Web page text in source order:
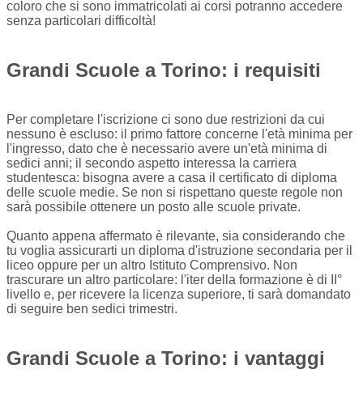
coloro che si sono immatricolati ai corsi potranno accedere
senza particolari difficoltà!
Grandi Scuole a Torino: i requisiti
Per completare l'iscrizione ci sono due restrizioni da cui
nessuno è escluso: il primo fattore concerne l'età minima per
l'ingresso, dato che è necessario avere un'età minima di
sedici anni; il secondo aspetto interessa la carriera
studentesca: bisogna avere a casa il certificato di diploma
delle scuole medie. Se non si rispettano queste regole non
sarà possibile ottenere un posto alle scuole private.
Quanto appena affermato è rilevante, sia considerando che
tu voglia assicurarti un diploma d'istruzione secondaria per il
liceo oppure per un altro Istituto Comprensivo. Non
trascurare un altro particolare: l'iter della formazione è di II°
livello e, per ricevere la licenza superiore, ti sarà domandato
di seguire ben sedici trimestri.
Grandi Scuole a Torino: i vantaggi